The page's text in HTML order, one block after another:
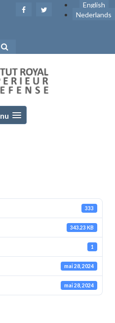
English
Nederlands
333
343.23 KB
1
mai 28, 2024
mai 28, 2024